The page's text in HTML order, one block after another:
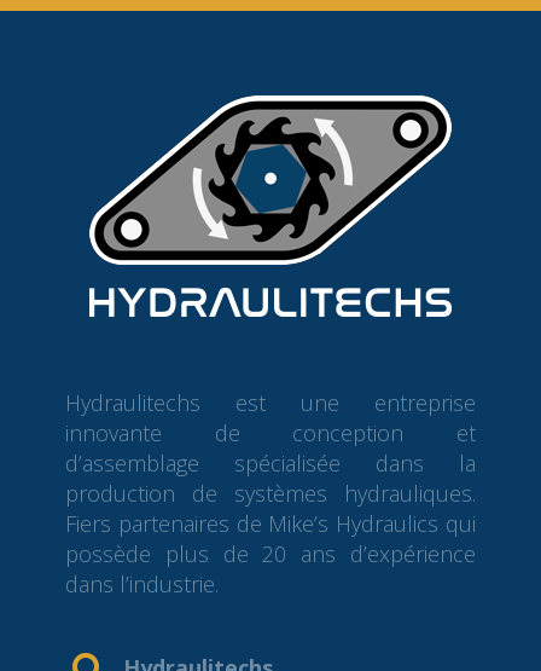
Hydraulitechs est une entreprise
innovante de conception et
d’assemblage spécialisée dans la
production de systèmes hydrauliques.
Fiers partenaires de Mike’s Hydraulics qui
possède plus de 20 ans d’expérience
dans l’industrie.